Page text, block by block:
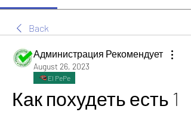
Back
Администрация Рекомендует
August 26, 2023
El PePe
Как похудеть есть 1